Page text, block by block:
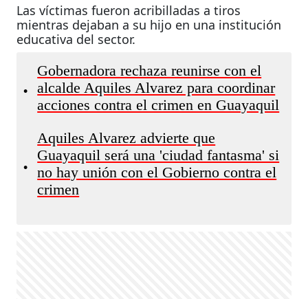
Las víctimas fueron acribilladas a tiros
mientras dejaban a su hijo en una institución
educativa del sector.
•
Gobernadora rechaza reunirse con el
alcalde Aquiles Alvarez para coordinar
acciones contra el crimen en Guayaquil
•
Aquiles Alvarez advierte que
Guayaquil será una 'ciudad fantasma' si
no hay unión con el Gobierno contra el
crimen